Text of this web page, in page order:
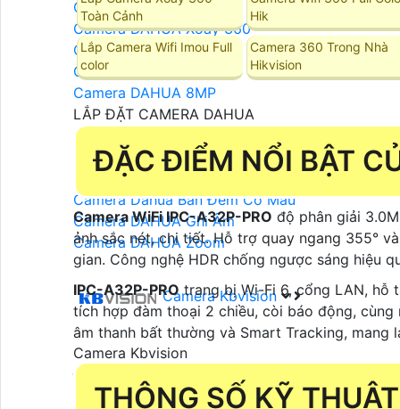
Camera DAHUA AI
Camera DAHUA Xoay 360
Camera DAHUA 2MP
Camera DAHUA 4MP
Camera DAHUA 8MP
LẮP ĐẶT CAMERA DAHUA
Camera DAHUA Báo Động
Camera Dahua Quan Sát Ban Đêm Rõ Nét
Camera Dahua Starlight
Camera Dahua Ban Đêm Có Màu
Camera DAHUA Ghi Âm
Camera DAHUA Zoom
Camera Kbvision
Camera Kbvision
Đầu Ghi Camera KBVISION
Trọn Bộ Camera KBvision
Toàn Cảnh
Hik
Lắp Camera Wifi Imou Full
color
Camera 360 Trong Nhà
Hikvision
ĐẶC ĐIỂM NỔI BẬT
Camera WiFi IPC-A32P-PRO độ phân giải
ảnh sắc nét, chi tiết. Hỗ trợ quay ngang 355°
gian. Công nghệ HDR chống ngược sáng hiệu
IPC-A32P-PROtrang bị Wi-Fi 6, cổng LAN, hỗ
tích hợp đàm thoại 2 chiều, còi báo động,
âm thanh bất thường và Smart Tracking, mang
THÔNG SỐ KỸ